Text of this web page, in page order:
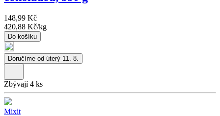
148,99 Kč
420,88 Kč/kg
Do košíku
Doručíme od úterý 11. 8.
Zbývají 4 ks
Mixit